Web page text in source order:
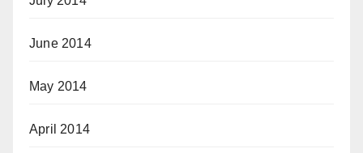
June 2014
May 2014
April 2014